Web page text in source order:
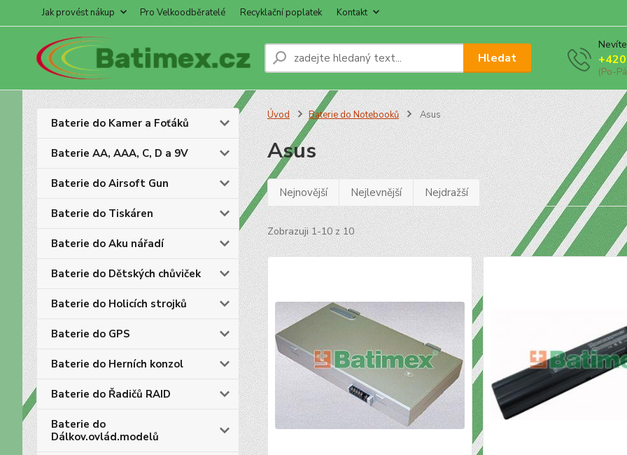
Jak provést nákup Pro Velkoodběratelé Recyklační poplatek Kontakt
Hledat
(Po-
Baterie do Kamer a Foťáků
Baterie AA, AAA, C, D a 9V
Baterie do Airsoft Gun
Baterie do Tiskáren
Baterie do Aku nářadí
Baterie do Dětských chůviček
Baterie do Holicích strojků
Baterie do GPS
Baterie do Herních konzol
Baterie do Řadičů RAID
Baterie do
Dálkov.ovlád.modelů
Úvod Baterie do Notebooků Asus
Asus
Nejnovější Nejlevnější Nejdražší
Zobrazuji 1-10 z 10